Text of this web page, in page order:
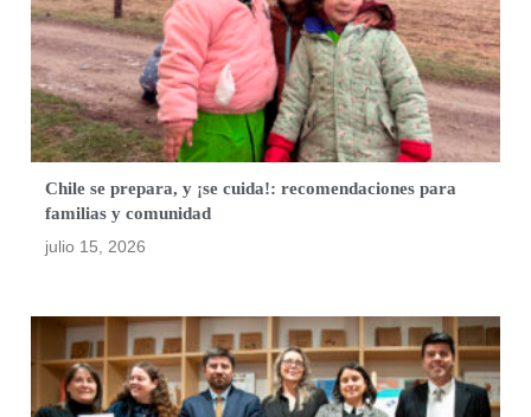
Chile se prepara, y ¡se cuida!: recomendaciones para
familias y comunidad
julio 15, 2026